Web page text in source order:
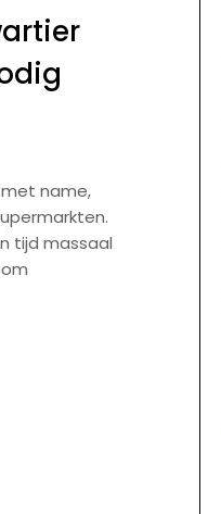
name,
tijd massaal